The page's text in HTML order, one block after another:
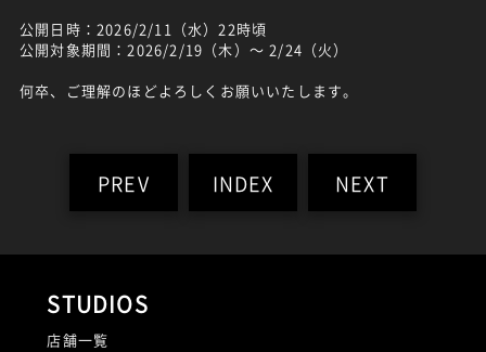
公開日時：2026/2/11（水）22時頃
公開対象期間：2026/2/19（木）～ 2/24（火）
何卒、ご理解のほどよろしくお願いいたします。
PREV INDEX NEXT
STUDIOS
店舗一覧